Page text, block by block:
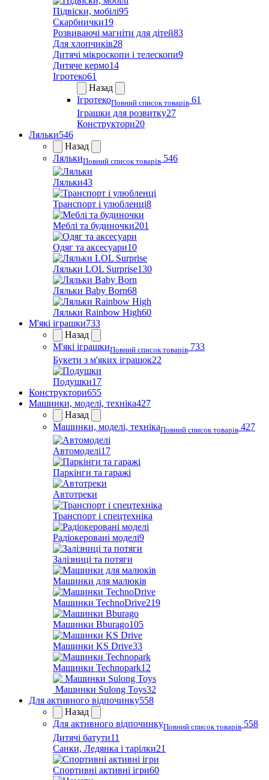
Підвіски, мобілі95
Скарбнички19
Розвиваючі магніти для дітей83
Для хлопчиків28
Дитячі мікроскопи і телескопи9
Дитяче кермо14
Ігротеко61
Назад
ІгротекоПовний список товарів 61
Іграшки для розвитку27
Конструктори20
Ляльки546
Назад
ЛялькиПовний список товарів 546
Ляльки43
Транспорт і улюбленці8
Меблі та будиночки201
Одяг та аксесуари10
Ляльки LOL Surprise130
Ляльки Baby Born68
Ляльки Rainbow High60
М'які іграшки733
Назад
М'які іграшкиПовний список товарів 733
Букети з м'яких іграшок22
Подушки17
Конструктори655
Машинки, моделі, техніка427
Назад
Машинки, моделі, технікаПовний список товарів 427
Автомоделі17
Паркінги та гаражі
Автотреки
Транспорт і спецтехніка
Радіокеровані моделі9
Залізниці та потяги
Машинки для малюків
Машинки TechnoDrive219
Машинки Bburago105
Машинки KS Drive33
Машинки Technopark12
Машинки Sulong Toys32
Для активного відпочинку558
Назад
Для активного відпочинкуПовний список товарів 558
Дитячі батути11
Санки, Ледянка і тарілки21
Спортивні активні ігри60